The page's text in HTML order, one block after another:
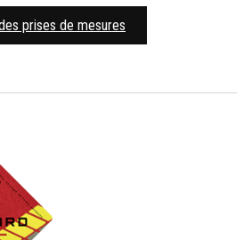
prises de mesures